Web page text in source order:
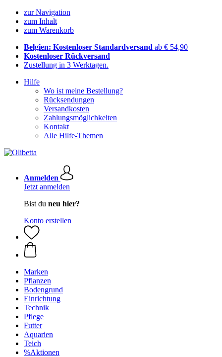
zur Navigation
zum Inhalt
zum Warenkorb
Belgien: Kostenloser Standardversand ab € 54,90
Kostenloser Rückversand
Zustellung in 3 Werktagen.
Hilfe
Wo ist meine Bestellung?
Rücksendungen
Versandkosten
Zahlungsmöglichkeiten
Kontakt
Alle Hilfe-Themen
Anmelden
Jetzt anmelden
Bist du neu hier?
Konto erstellen
Marken
Pflanzen
Bodengrund
Einrichtung
Technik
Pflege
Futter
Aquarien
Teich
%Aktionen